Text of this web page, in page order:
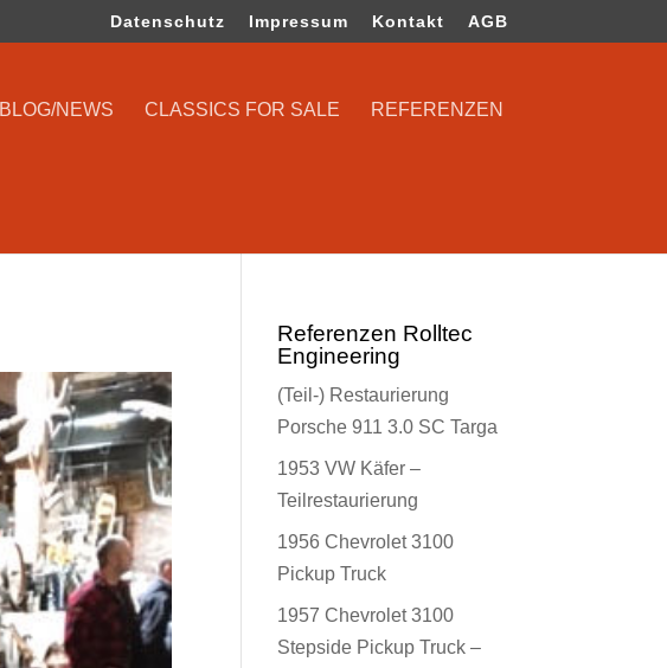
Datenschutz Impressum Kontakt AGB
BLOG/NEWS CLASSICS FOR SALE REFERENZEN
Referenzen Rolltec
Engineering
(Teil-) Restaurierung
Porsche 911 3.0 SC Targa
1953 VW Käfer –
Teilrestaurierung
1956 Chevrolet 3100
Pickup Truck
1957 Chevrolet 3100
Stepside Pickup Truck –